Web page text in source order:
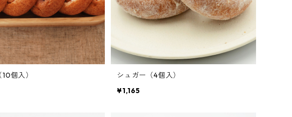
個入）
シュガー（4個入）
¥1,165